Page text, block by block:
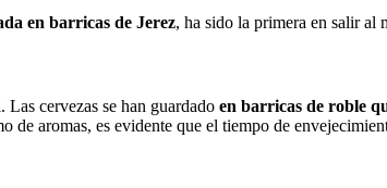
en barricas de Jerez, ha sido la primera en salir al
cervezas se han guardado en barricas de roble
de aromas, es evidente que el tiempo de